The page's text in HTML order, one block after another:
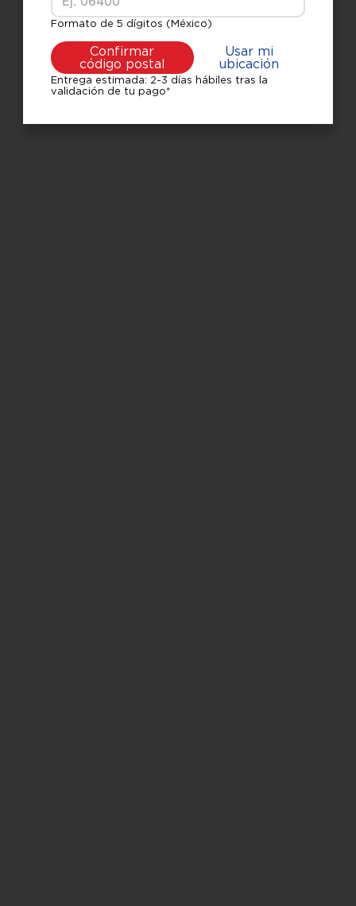
Formato de 5 dígitos (México)
Confirmar
código postal
Usar mi
ubicación
Entrega estimada: 2-3 días hábiles tras la
validación de tu pago*